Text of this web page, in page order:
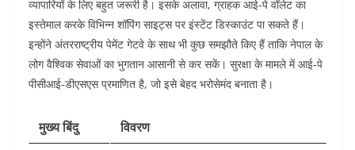
व्यापारियों के लिए बहुत जरूरी है। इसके अलावा, ग्राहक आई-पे वॉलेट का
इस्तेमाल करके विभिन्न शॉपिंग साइट्स पर इंस्टेंट डिस्काउंट पा सकते हैं।
इन्होंने अंतरराष्ट्रीय पेमेंट गेटवे के साथ भी कुछ समझौते किए हैं ताकि नेपाल के
लोग वैश्विक सेवाओं का भुगतान आसानी से कर सकें। सुरक्षा के मामले में आई-पे
पीसीआई-डीएसएस प्रमाणित है, जो इसे बेहद भरोसेमंद बनाता है।
मुख्य बिंदु
विवरण